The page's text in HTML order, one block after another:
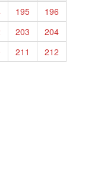
195
196
203
204
211
212